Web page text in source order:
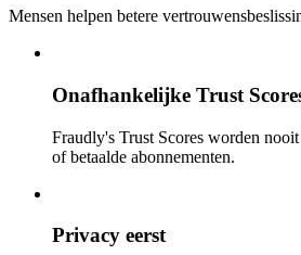
Mensen helpen betere
Onafhankelijke Trust
Fraudly's Trust Scores worden
of betaalde abonnementen.
Privacy eerst